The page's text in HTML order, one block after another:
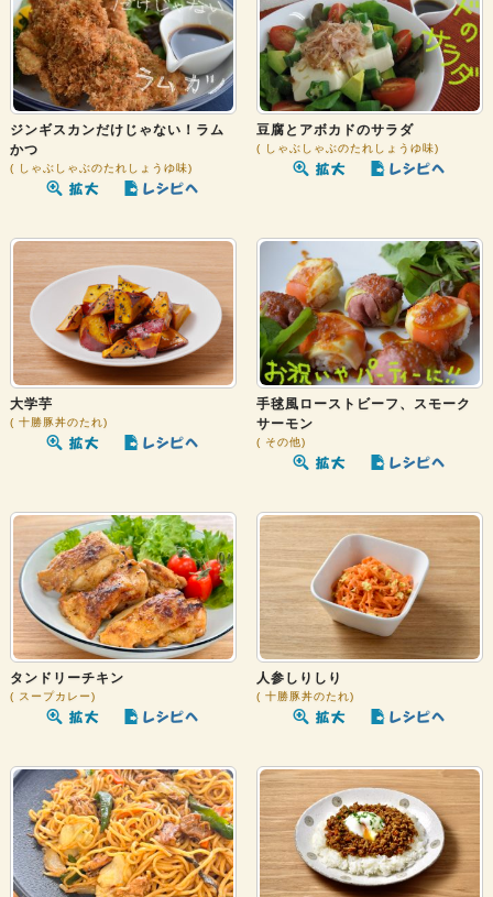
ジンギスカンだけじゃない！ラム
かつ
しゃぶしゃぶのたれしょうゆ味
豆腐とアボカドのサラダ
しゃぶしゃぶのたれしょうゆ味
大学芋
十勝豚丼のたれ
手毬風ローストビーフ、スモーク
サーモン
その他
タンドリーチキン
スープカレー
人参しりしり
十勝豚丼のたれ